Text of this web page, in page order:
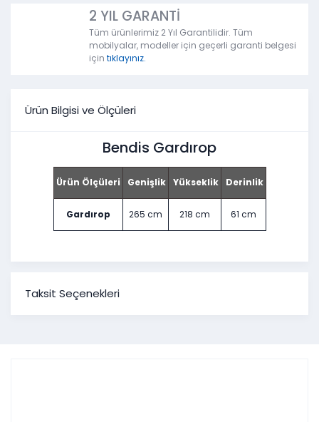
2 YIL GARANTİ
Tüm ürünlerimiz 2 Yıl Garantilidir. Tüm
mobilyalar, modeller için geçerli garanti belgesi
için tıklayınız.
Ürün Bilgisi ve Ölçüleri
Bendis Gardırop
Ürün Ölçüleri Genişlik Yükseklik Derinlik
Gardırop 265 cm 218 cm 61 cm
Taksit Seçenekleri